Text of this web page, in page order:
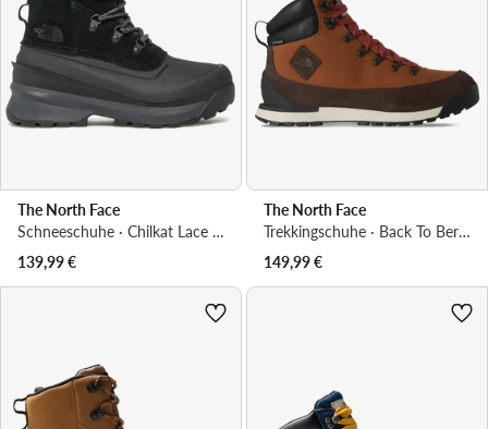
The North Face
Schneeschuhe · Chilkat Lace Wp NF0A5LW3KT01 · Schwarz
139,99€
The North Face
Trekkingschuhe · Back To Berkeley NF0A8177DOY1 · Braun
149,99€